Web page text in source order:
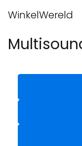
WinkelWereld